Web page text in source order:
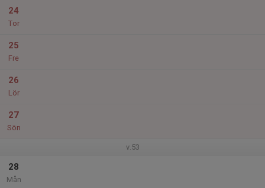
24
Tor
25
Fre
26
Lör
27
Sön
v.53
28
Mån